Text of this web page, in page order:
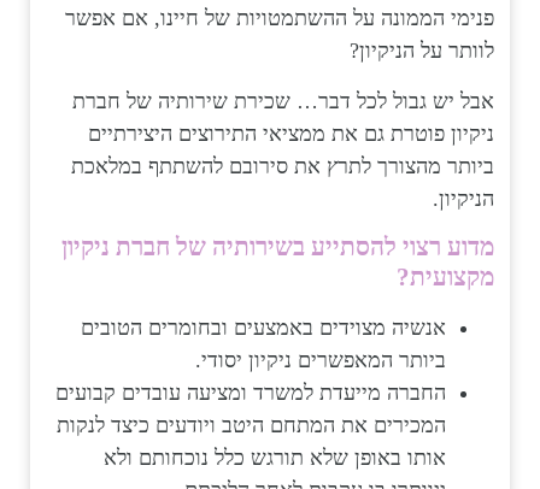
פנימי הממונה על ההשתמטויות של חיינו, אם אפשר
לוותר על הניקיון?
אבל יש גבול לכל דבר… שכירת שירותיה של חברת
ניקיון פוטרת גם את ממציאי התירוצים היצירתיים
ביותר מהצורך לתרץ את סירובם להשתתף במלאכת
הניקיון.
מדוע רצוי להסתייע בשירותיה של חברת ניקיון
מקצועית?
אנשיה מצוידים באמצעים ובחומרים הטובים
ביותר המאפשרים ניקיון יסודי.
החברה מייעדת למשרד ומציעה עובדים קבועים
המכירים את המתחם היטב ויודעים כיצד לנקות
אותו באופן שלא תורגש כלל נוכחותם ולא